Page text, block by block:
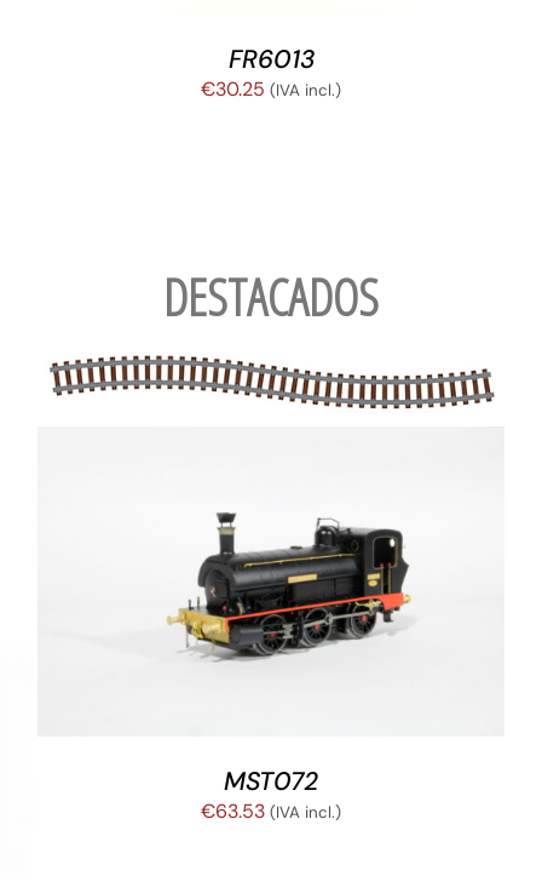
FR6013
€30.25 (IVA incl.)
DESTACADOS
AÑADIR AL CARRITO / DETALLES
MST072
€63.53 (IVA incl.)